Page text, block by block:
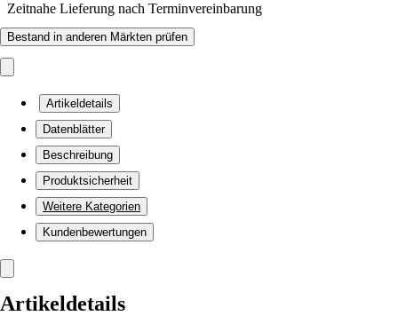
Zeitnahe Lieferung nach Terminvereinbarung
Bestand in anderen Märkten prüfen
Artikeldetails
Datenblätter
Beschreibung
Produktsicherheit
Weitere Kategorien
Kundenbewertungen
Artikeldetails